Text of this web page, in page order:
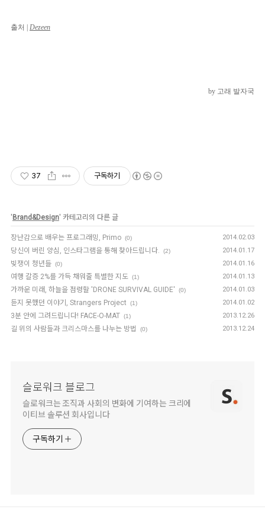
출처 | Dezeen
by 고래 발자국
37 구독하기
' Brand&Design' 카테고리의 다른 글
장난감으로 배우는 프로그래밍, Primo (0) 2014.02.03
당신이 버린 양심, 인스타그램을 통해 찾아드립니다. (2) 2014.01.17
빚쟁이 청년들 (0) 2014.01.16
여행 갈증 2%를 가득 채워줄 특별한 지도 (1) 2014.01.13
가까운 미래, 하늘을 점령할 'DRONE SURVIVAL GUIDE' (0) 2014.01.03
듣지 못했던 이야기, Strangers Project (1) 2014.01.02
3분 안에 그려드립니다! FACE-O-MAT (1) 2013.12.26
길 위의 사람들과 크리스마스를 나누는 방법 (0) 2013.12.24
슬로워크 블로그
슬로워크는 조직과 사회의 변화에 기여하는 크리에
이티브 솔루션 회사입니다
구독하기